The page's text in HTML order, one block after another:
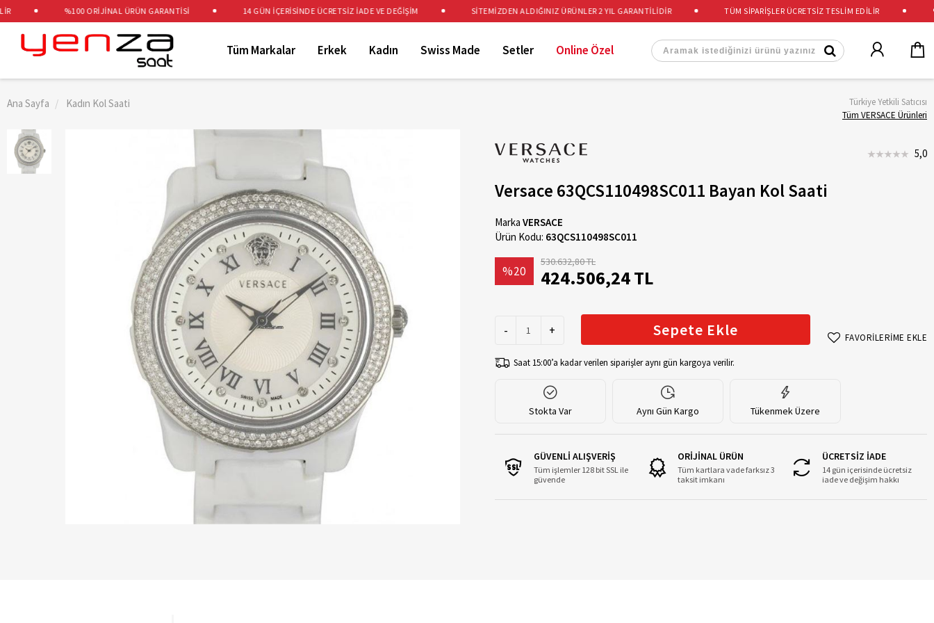
TÜM SİPARİŞLER ÜCRETSİZ TESLİM EDİLİR
%100 ORİJİNAL ÜRÜN GARANTİSİ 14 GÜN İÇERİSİNDE ÜCRETSİZ İADE VE DEĞİŞİM SİTEMİZDEN ALDIĞINIZ ÜRÜNLER 2 YIL GARANTİLİDİR
Tüm Markalar Erkek Kadın Swiss Made Setler Online Özel
Ana Sayfa Kadın Kol Saati
Türkiye Yetkili Satıcısı
Tüm VERSACE Ürünleri
5,0
Versace 63QCS110498SC011 Bayan Kol Saati
Marka VERSACE
Ürün Kodu: 63QCS110498SC011
%20
530.632,80 TL
424.506,24 TL
- + Sepete Ekle FAVORİLERİME EKLE
Saat 15:00’a kadar verilen siparişler aynı gün kargoya verilir.
Stokta Var Aynı Gün Kargo Tükenmek Üzere
GÜVENLİ ALIŞVERİŞ
Tüm işlemler 128 bit SSL ile
güvende
ORİJİNAL ÜRÜN
Tüm kartlara vade farksız 3
taksit imkanı
ÜCRETSİZ İADE
14 gün içerisinde ücretsiz
iade ve değişim hakkı